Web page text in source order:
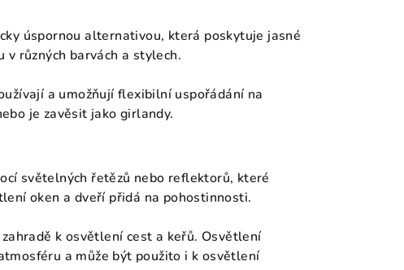
úspornou alternativou, která poskytuje jasné
různých barvách a stylech.
a umožňují flexibilní uspořádání na
je zavěsit jako girlandy.
světelných řetězů nebo reflektorů, které
oken a dveří přidá na pohostinnosti.
k osvětlení cest a keřů. Osvětlení
a může být použito i k osvětlení